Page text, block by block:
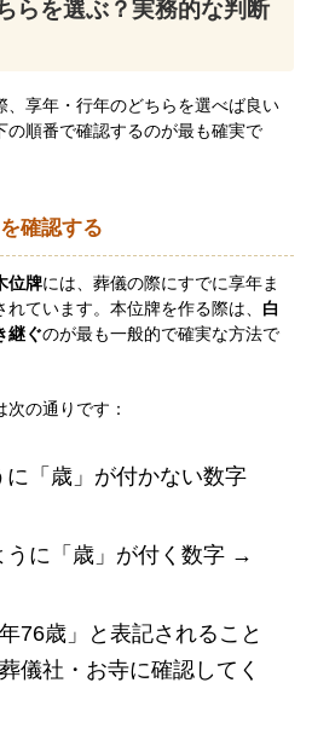
らを選ぶ？実務的な判断
、享年・行年のどちらを選べば良い
の順番で確認するのが最も確実で
確認する
位牌には、葬儀の際にすでに享年ま
ています。本位牌を作る際は、 白
継ぐのが最も一般的で確実な方法で
の通りです：
に「歳」が付かない数字
うに「歳」が付く数字 →
76歳」と表記されること
儀社・お寺に確認してく